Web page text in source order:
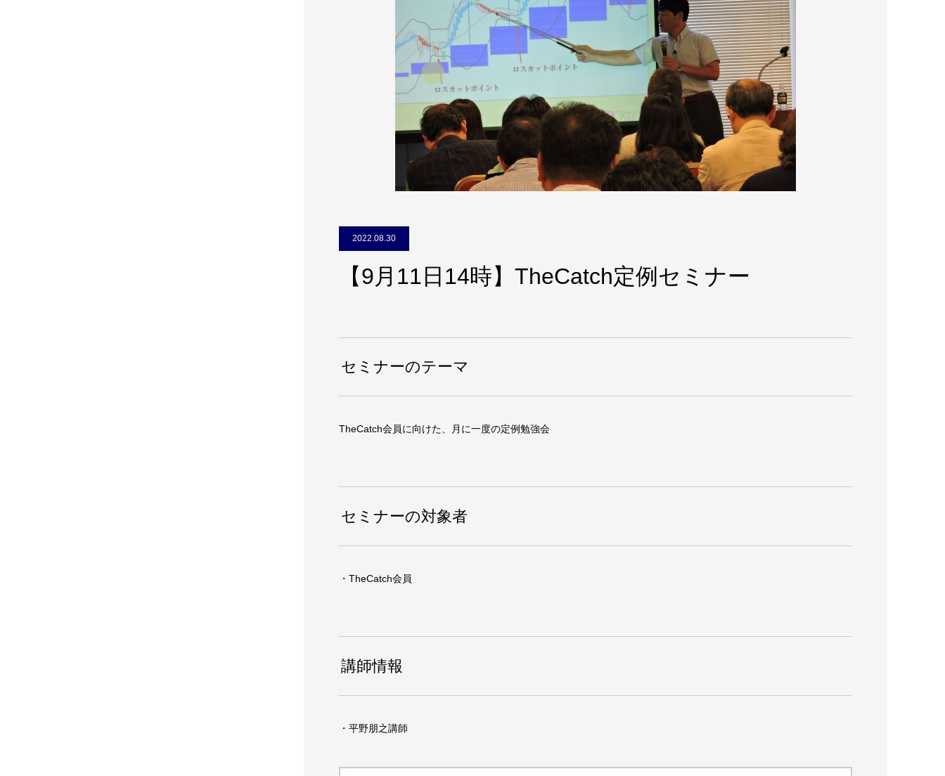
2022.08.30
【9月11日14時】TheCatch定例セミナー
セミナーのテーマ
TheCatch会員に向けた、月に一度の定例勉強会
セミナーの対象者
・TheCatch会員
講師情報
・平野朋之講師